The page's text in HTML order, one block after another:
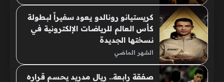
كريستيانو رونالدو يعود سفيراً لبطولة
كأس العالم للرياضات الإلكترونية في
نسختها الجديدة
الشهر الماضي
صفقة رابعة.. ريال مدريد يحسم قراره